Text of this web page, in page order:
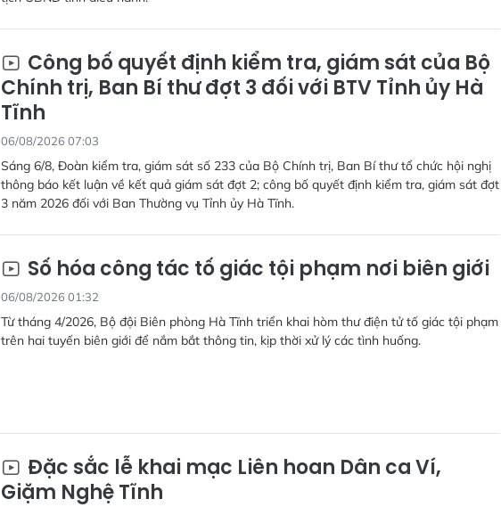
Công bố quyết định kiểm tra, giám sát của Bộ
Chính trị, Ban Bí thư đợt 3 đối với BTV Tỉnh ủy Hà
Tĩnh
06/08/2026 07:03
Sáng 6/8, Đoàn kiểm tra, giám sát số 233 của Bộ Chính trị, Ban Bí thư tổ chức hội nghị
thông báo kết luận về kết quả giám sát đợt 2; công bố quyết định kiểm tra, giám sát đợt
3 năm 2026 đối với Ban Thường vụ Tỉnh ủy Hà Tĩnh.
Số hóa công tác tố giác tội phạm nơi biên giới
06/08/2026 01:32
Từ tháng 4/2026, Bộ đội Biên phòng Hà Tĩnh triển khai hòm thư điện tử tố giác tội phạm
trên hai tuyến biên giới để nắm bắt thông tin, kịp thời xử lý các tình huống.
Đặc sắc lễ khai mạc Liên hoan Dân ca Ví,
Giặm Nghệ Tĩnh